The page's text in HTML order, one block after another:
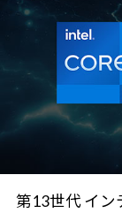
第13世代 イン